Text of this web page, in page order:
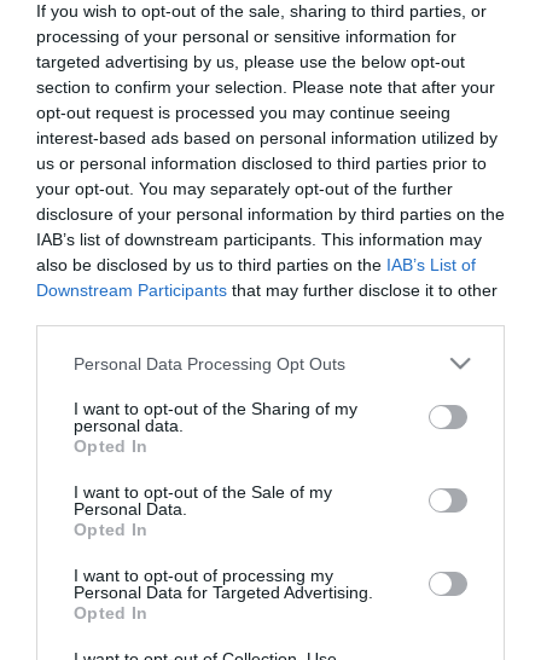
If you wish to opt-out of the sale, sharing to third parties, or
processing of your personal or sensitive information for
targeted advertising by us, please use the below opt-out
section to confirm your selection. Please note that after your
opt-out request is processed you may continue seeing
interest-based ads based on personal information utilized by
us or personal information disclosed to third parties prior to
your opt-out. You may separately opt-out of the further
disclosure of your personal information by third parties on the
IAB’s list of downstream participants. This information may
also be disclosed by us to third parties on the IAB’s List of
Downstream Participants that may further disclose it to other
Please note that this website/app uses one or more Google
not limited to your visit or usage behaviour. You may click to
grant or deny consent to Google and its third-party tags to
use your data for below specified purposes in below Google
consent section.
Personal Data Processing Opt Outs
I want to opt-out of the Sharing of my
personal data.
Opted In
I want to opt-out of the Sale of my
Personal Data.
Opted In
I want to opt-out of processing my
Personal Data for Targeted Advertising.
Opted In
Izrael nem vonul ki Gázából
18:29
Három érmet szereztek a magyarok a világ egyik
legnagyobb hosszútávú kajak-kenu versenyén, a Sellán
16:28
Latorcai Csaba: a KDNP pályázati úton választja ki
delegáltját a Médiatanácsba
Egész héten meleg, napos idő várható
12:26
Tanács Zoltán: kormány-előterjesztés készül a
Planetárium jövőjéről
10:25
Vegyszeradagolási probléma miatt kórházba került az Igali
Gyógyfürdő több vendége
8:24
Kormány: életveszélyes gyalog átkelni a Dunán a Sziget
top cikkek:
Nem is olyan egészséges a népszerű banán?
top fórum témák:
2022.05.10 21:11
AZ IGAZSÁG SOHA NEM KÉSŐ
JólVanna